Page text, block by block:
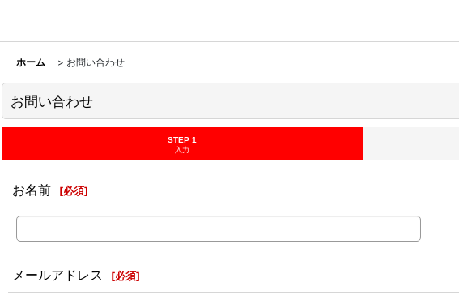
ホーム > お問い合わせ
お問い合わせ
STEP 1
入力
お名前 [必須]
メールアドレス [必須]